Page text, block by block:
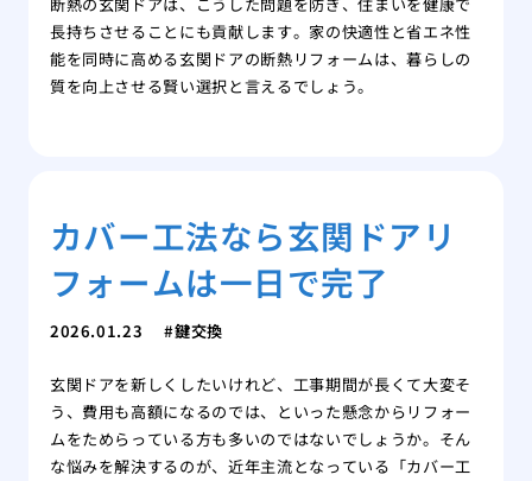
長持ちさせることにも貢献します。家の快適性と省エネ性
能を同時に高める玄関ドアの断熱リフォームは、暮らしの
質を向上させる賢い選択と言えるでしょう。
カバー工法なら玄関ドアリ
フォームは一日で完了
2026.01.23 鍵交換
玄関ドアを新しくしたいけれど、工事期間が長くて大変そ
う、費用も高額になるのでは、といった懸念からリフォー
ムをためらっている方も多いのではないでしょうか。そん
な悩みを解決するのが、近年主流となっている「カバー工